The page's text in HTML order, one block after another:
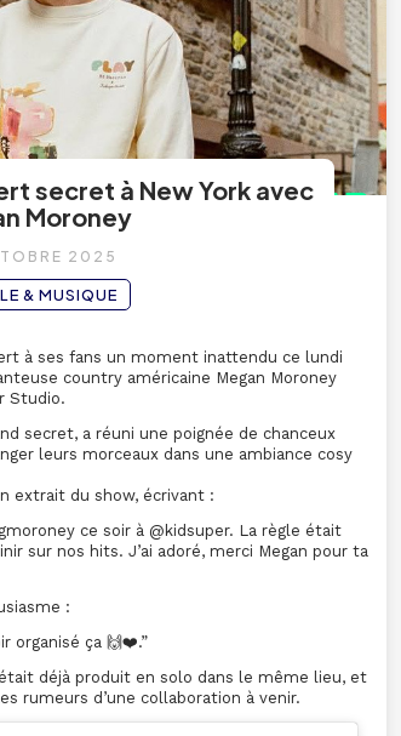
secret à New York avec
Moroney
2025
& MUSIQUE
à ses fans un moment inattendu ce lundi
country américaine Megan Moroney
Studio.
secret, a réuni une poignée de chanceux
leurs morceaux dans une ambiance cosy
extrait du show, écrivant :
ce soir à @kidsuper. La règle était
sur nos hits. J’ai adoré, merci Megan pour ta
:
organisé ça 🙌❤️.”
déjà produit en solo dans le même lieu, et
rumeurs d’une collaboration à venir.